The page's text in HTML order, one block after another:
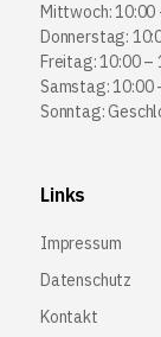
Mittwoch: 10:00
Donnerstag:
Freitag: 10:00 –
Samstag: 10:00
Sonntag:
Links
Impressum
Datenschutz
Kontakt